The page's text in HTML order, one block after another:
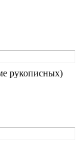
рукописных)